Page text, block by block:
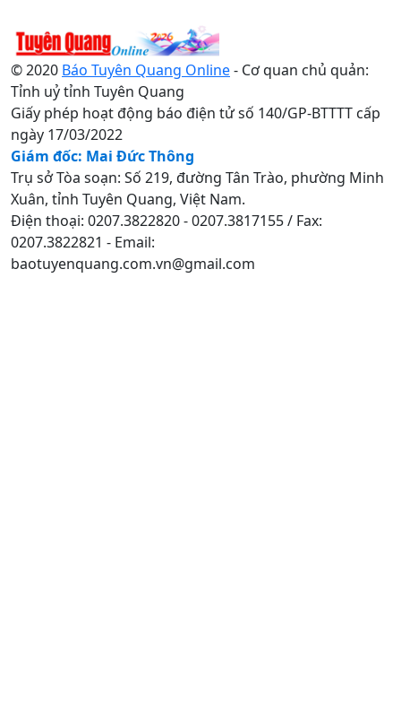
© 2020 Báo Tuyên Quang Online- Cơ quan chủ quản:
Tỉnh uỷ tỉnh Tuyên Quang
Giấy phép hoạt động báo điện tử số 140/GP-BTTTT cấp
ngày 17/03/2022
Giám đốc: Mai Đức Thông
Trụ sở Tòa soạn: Số 219, đường Tân Trào, phường Minh
Xuân, tỉnh Tuyên Quang, Việt Nam.
Điện thoại: 0207.3822820 - 0207.3817155 / Fax:
0207.3822821 - Email:
baotuyenquang.com.vn@gmail.com